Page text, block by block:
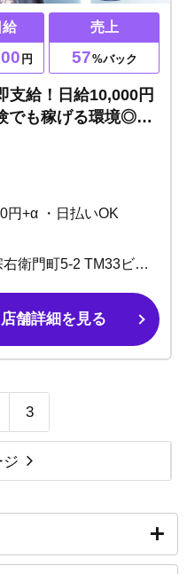
給
円
売上
57%バック
支給！日給10,000円
でも稼げる環境◎移
円+α ・日払いOK
大阪府大阪市中央区宗右衛門町5-2 TM33ビル5F
店舗詳細を見る
3
ジ